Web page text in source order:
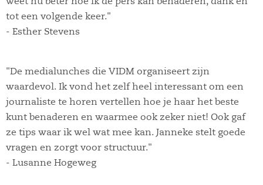
tot een volgende keer."
- Esther Stevens
"De medialunches die VIDM organiseert zijn
waardevol. Ik vond het zelf heel interessant om een
journaliste te horen vertellen hoe je haar het beste
kunt benaderen en waarmee ook zeker niet! Ook gaf
ze tips waar ik wel wat mee kan. Janneke stelt goede
vragen en zorgt voor structuur."
- Lusanne Hogeweg